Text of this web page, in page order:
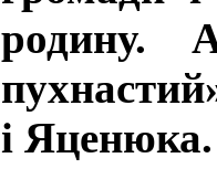
родину.
і